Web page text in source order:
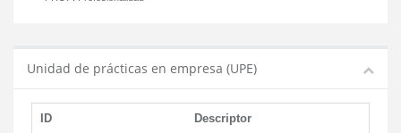
Unidad de prácticas en empresa (UPE)
ID Descriptor